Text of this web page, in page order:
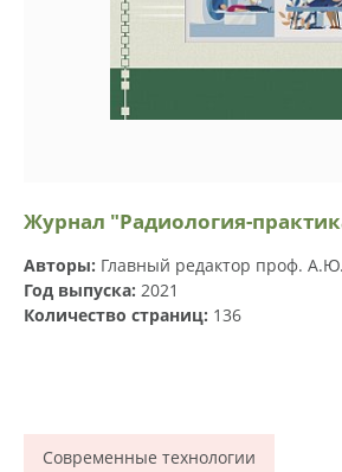
Журнал "Радиология-
Авторы: Главный редактор проф.
Год выпуска: 2021
Количество страниц: 136
Современные технологии